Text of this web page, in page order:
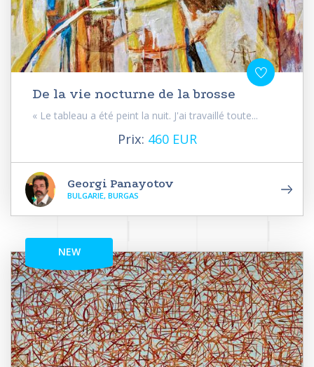
De la vie nocturne de la brosse
« Le tableau a été peint la nuit. J'ai travaillé toute...
Prix: 460 EUR
Georgi Panayotov
BULGARIE, BURGAS
NEW